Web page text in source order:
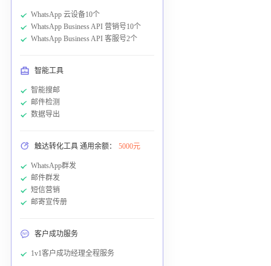
WhatsApp 云设备10个
WhatsApp Business API 营销号10个
WhatsApp Business API 客服号2个
智能工具
智能搜邮
邮件检测
数据导出
触达转化工具 通用余额： 5000元
WhatsApp群发
邮件群发
短信营销
邮寄宣传册
客户成功服务
1v1客户成功经理全程服务